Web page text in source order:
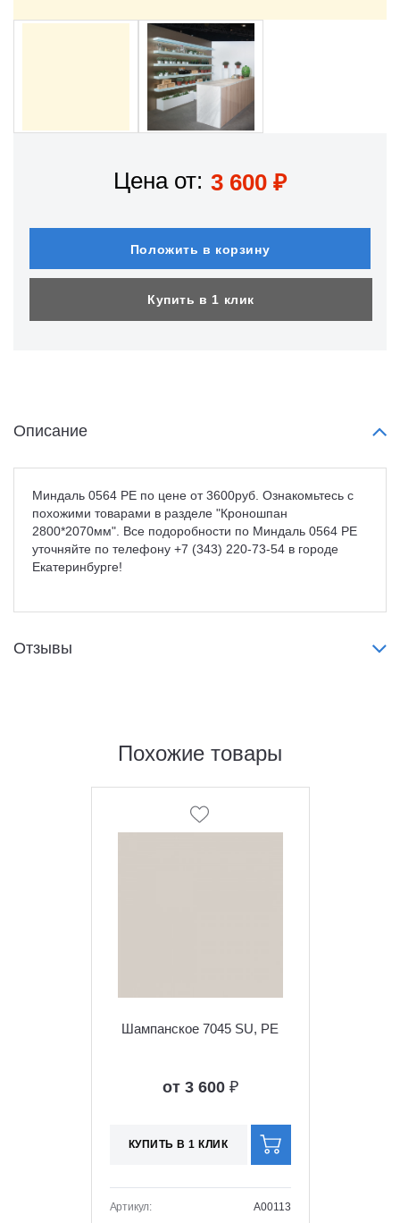
Цена от: 3 600 ₽
Положить в корзину
Купить в 1 клик
Описание
Миндаль 0564 PE по цене от 3600руб. Ознакомьтесь с
похожими товарами в разделе "Кроношпан
2800*2070мм". Все подоробности по Миндаль 0564 PE
уточняйте по телефону +7 (343) 220-73-54 в городе
Екатеринбурге!
Отзывы
Похожие товары
Шампанское 7045 SU, PE
от 3 600 ₽
КУПИТЬ В 1 КЛИК
Артикул: A00113